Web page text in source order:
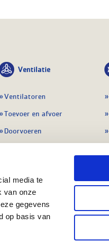
media te
van onze
gegevens
op basis van
Ventilatie
Ventilatoren
Toevoer en afvoer
Doorvoeren
Regelingen